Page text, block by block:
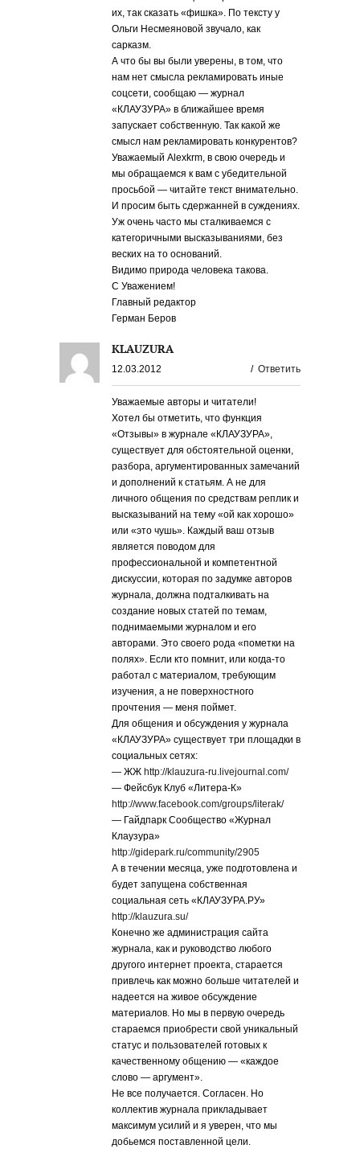
их, так сказать «фишка». По тексту у
Ольги Несмеяновой звучало, как
сарказм.
А что бы вы были уверены, в том, что
нам нет смысла рекламировать иные
соцсети, сообщаю — журнал
«КЛАУЗУРА» в ближайшее время
запускает собственную. Так какой же
смысл нам рекламировать конкурентов?
Уважаемый Alexkrm, в свою очередь и
мы обращаемся к вам с убедительной
просьбой — читайте текст внимательно.
И просим быть сдержанней в суждениях.
Уж очень часто мы сталкиваемся с
категоричными высказываниями, без
веских на то оснований.
Видимо природа человека такова.
С Уважением!
Главный редактор
Герман Беров
KLAUZURA
12.03.2012 / Ответить
Уважаемые авторы и читатели!
Хотел бы отметить, что функция
«Отзывы» в журнале «КЛАУЗУРА»,
существует для обстоятельной оценки,
разбора, аргументированных замечаний
и дополнений к статьям. А не для
личного общения по средствам реплик и
высказываний на тему «ой как хорошо»
или «это чушь». Каждый ваш отзыв
является поводом для
профессиональной и компетентной
дискуссии, которая по задумке авторов
журнала, должна подталкивать на
создание новых статей по темам,
поднимаемыми журналом и его
авторами. Это своего рода «пометки на
полях». Если кто помнит, или когда-то
работал с материалом, требующим
изучения, а не поверхностного
прочтения — меня поймет.
Для общения и обсуждения у журнала
«КЛАУЗУРА» существует три площадки в
социальных сетях:
— ЖЖ http://klauzura-ru.livejournal.com/
— Фейсбук Клуб «Литера-К»
http://www.facebook.com/groups/literak/
— Гайдпарк Сообщество «Журнал
Клаузура»
http://gidepark.ru/community/2905
А в течении месяца, уже подготовлена и
будет запущена собственная
социальная сеть «КЛАУЗУРА.РУ»
http://klauzura.su/
Конечно же администрация сайта
журнала, как и руководство любого
другого интернет проекта, старается
привлечь как можно больше читателей и
надеется на живое обсуждение
материалов. Но мы в первую очередь
стараемся приобрести свой уникальный
статус и пользователей готовых к
качественному общению — «каждое
слово — аргумент».
Не все получается. Согласен. Но
коллектив журнала прикладывает
максимум усилий и я уверен, что мы
добьемся поставленной цели.